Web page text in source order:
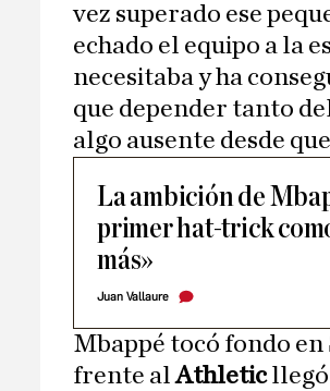
vez superado ese
echado el equipo a la
necesitaba y ha
que depender tanto
algo ausente desde
La ambición de
primer hat-trick
más»
Juan Vallaure
Mbappé tocó fondo en
frente alAthletic